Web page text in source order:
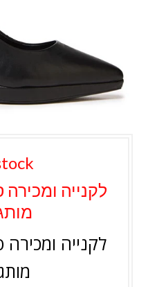
לקנייה
לקנייה